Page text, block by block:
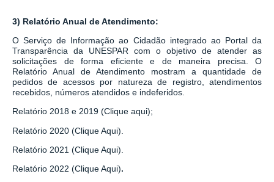
3) Relatório Anual de Atendimento:
O Serviço de Informação ao Cidadão integrado aoPortal da
Transparência da UNESPAR
com o objetivo de atender as
solicitações de forma eficiente e de maneira precisa. O
Relatório Anual de Atendimento mostram a quantidade de
pedidos de acessos por natureza de registro, atendimentos
recebidos, números atendidos e indeferidos.
Relatório 2018 e 2019 (Clique aqui);
Relatório 2020 (Clique Aqui).
Relatório 2021 (Clique Aqui).
Relatório 2022 (Clique Aqui).